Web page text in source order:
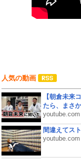
人気の動画
【朝倉未来
たら、まさ
youtube.com
間違えてス
youtube.com